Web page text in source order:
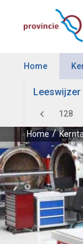
Home
Leeswijzer
Home